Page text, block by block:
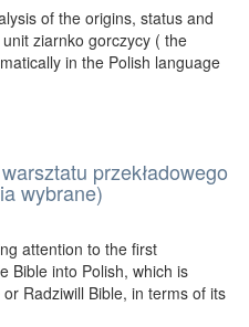
of the origins, status and
ziarnko gorczycy ( the
in the Polish language
przekładowego
wybrane)
attention to the first
Bible into Polish, which is
Radziwill Bible, in terms of its